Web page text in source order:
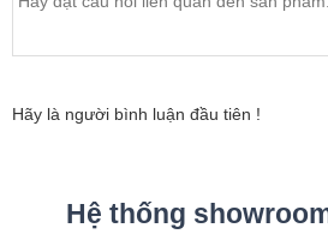
Hãy là người bình luận đầu tiên !
Hệ thống